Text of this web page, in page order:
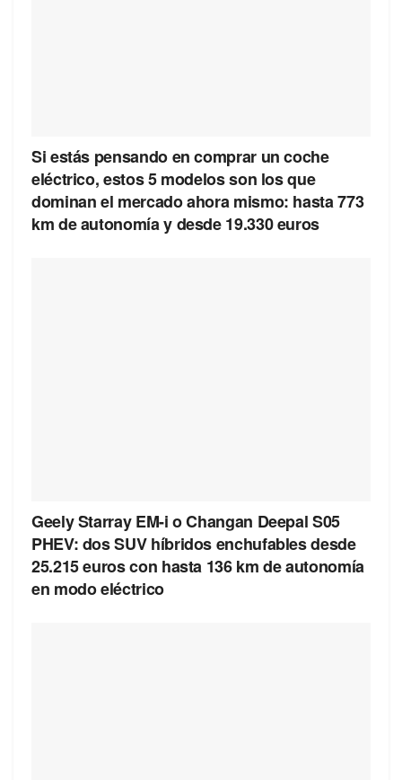
Si estás pensando en comprar un coche
eléctrico, estos 5 modelos son los que
dominan el mercado ahora mismo: hasta 773
km de autonomía y desde 19.330 euros
Geely Starray EM-i o Changan Deepal S05
PHEV: dos SUV híbridos enchufables desde
25.215 euros con hasta 136 km de autonomía
en modo eléctrico